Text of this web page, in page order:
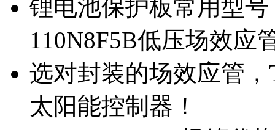
锂电池保护板常用型
110N8F5B低压场效应
选对封装的场效应管
太阳能控制器！